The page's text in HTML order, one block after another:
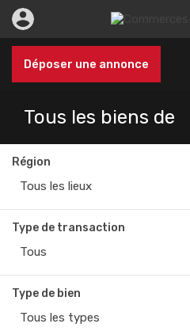
Déposer une annonce
Tous les biens de
Région
Tous les lieux
Type de transaction
Tous
Type de bien
Tous les types